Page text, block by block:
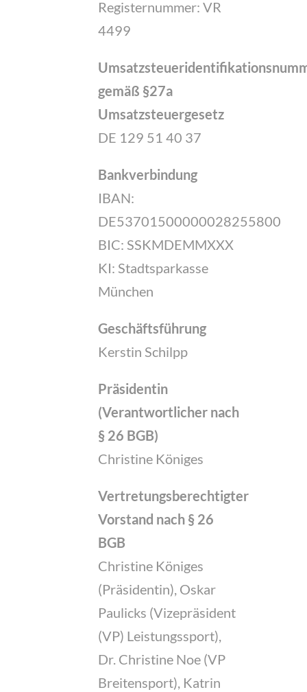
Registernummer: VR
4499
gemäß §27a
Umsatzsteuergesetz
DE 129 51 40 37
Bankverbindung
IBAN:
DE53701500000028255800
BIC: SSKMDEMMXXX
KI: Stadtsparkasse
München
Geschäftsführung
Kerstin Schilpp
Präsidentin
(Verantwortlicher nach
§ 26 BGB)
Christine Königes
Vertretungsberechtigter
Vorstand nach § 26
BGB
Christine Königes
(Präsidentin), Oskar
Paulicks (Vizepräsident
(VP) Leistungssport),
Dr. Christine Noe (VP
Breitensport), Katrin